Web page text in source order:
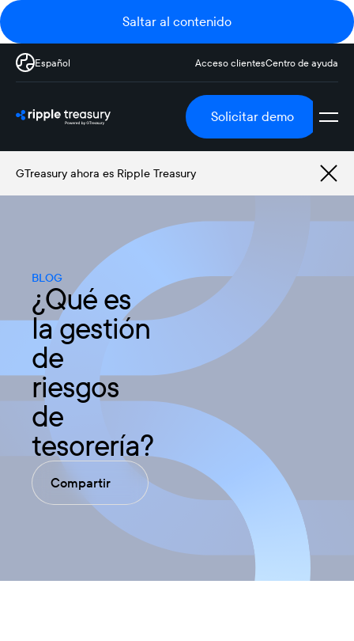
Saltar al contenido
Español Acceso clientesCentro de ayuda
Solicitar demo
GTreasury ahora es Ripple Treasury
BLOG
¿Qué es
la gestión
de
riesgos
de
tesorería?
Compartir